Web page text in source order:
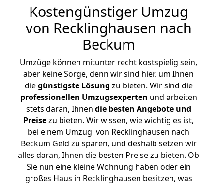
Kostengünstiger Umzug
von Recklinghausen nach
Beckum
Umzüge können mitunter recht kostspielig sein,
aber keine Sorge, denn wir sind hier, um Ihnen
diegünstigste Lösung zu bieten. Wir sind die
professionellen Umzugsexperten und arbeiten
stets daran, Ihnen die besten Angebote und
Preisezu bieten. Wir wissen, wie wichtig es ist,
bei einem Umzug von Recklinghausen nach
Beckum Geld zu sparen, und deshalb setzen wir
alles daran, Ihnen die besten Preise zu bieten. Ob
Sie nun eine kleine Wohnung haben oder ein
großes Haus in Recklinghausen besitzen, was